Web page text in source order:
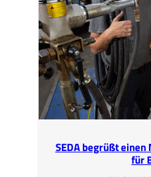
SEDA begrüßt
für